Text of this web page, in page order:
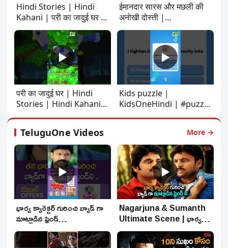
Hindi Stories | Hindi
Kahani | परी का जादुई घर |
KidsOne Hindi
ईमानदार सारस और मछली की
अनोखी दोस्ती |
Panchatantra Tales In
Hindi | Hindi Stories
@KidsOneHindi
▶
परी का जादुई घर | Hindi
Stories | Hindi Kahani |
▶
Kids puzzle |
KidsOneHindi | #puzzle
#KidsBrainGames
TeluguOne Videos More →
▶
భార్య క్యారెక్టర్ గురించి బ్యాడ్ గా
మాట్లాడిన ఫ్రెండ్
ని..#nagarjuna #shorts
#ytshorts #teluguone
▶
Nagarjuna & Sumanth
Ultimate Scene | భార్య
క్యారెక్టర్ గురించి బ్యాడ్ గా
మాట్లాడిన.. | TeluguOne